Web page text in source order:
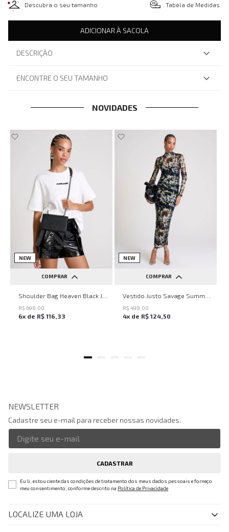
Descubra o seu tamanho Tabela de Medidas
ADICIONAR À SACOLA
DESCRIÇÃO
ENCONTRE O SEU TAMANHO
NOVIDADES
NEW
COMPRAR
UN
R$ 698 00
6x de R$ 116 33
NEW
COMPRAR
PP P M G
R$ 498 00
4x de R$ 124 50
NEWSLETTER
Cadastre seu e-mail para receber nossas novidades.
CADASTRAR
Eu li, estou ciente das condições de tratamento dos meus dados pessoais e forneço
meu consentimento, conforme descrito na Política de Privacidade
LOCALIZE UMA LOJA